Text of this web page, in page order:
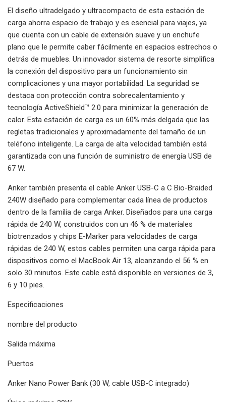
El diseño ultradelgado y ultracompacto de esta estación de
carga ahorra espacio de trabajo y es esencial para viajes, ya
que cuenta con un cable de extensión suave y un enchufe
plano que le permite caber fácilmente en espacios estrechos o
detrás de muebles. Un innovador sistema de resorte simplifica
la conexión del dispositivo para un funcionamiento sin
complicaciones y una mayor portabilidad. La seguridad se
destaca con protección contra sobrecalentamiento y
tecnología ActiveShield™️ 2.0 para minimizar la generación de
calor. Esta estación de carga es un 60% más delgada que las
regletas tradicionales y aproximadamente del tamaño de un
teléfono inteligente. La carga de alta velocidad también está
garantizada con una función de suministro de energía USB de
67 W.
Anker también presenta el cable Anker USB-C a C Bio-Braided
240W diseñado para complementar cada línea de productos
dentro de la familia de carga Anker. Diseñados para una carga
rápida de 240 W, construidos con un 46 % de materiales
biotrenzados y chips E-Marker para velocidades de carga
rápidas de 240 W, estos cables permiten una carga rápida para
dispositivos como el MacBook Air 13, alcanzando el 56 % en
solo 30 minutos. Este cable está disponible en versiones de 3,
6 y 10 pies.
Especificaciones
nombre del producto
Salida máxima
Puertos
Anker Nano Power Bank (30 W, cable USB-C integrado)